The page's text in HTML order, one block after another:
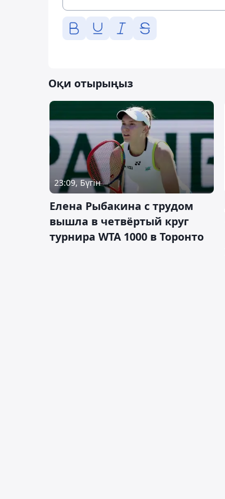
Оқи отырыңыз
23:09, Бүгін
Елена Рыбакина с трудом
вышла в четвёртый круг
турнира WTA 1000 в Торонто